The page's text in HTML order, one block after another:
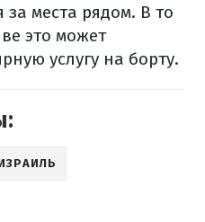
места рядом. В то
это может
услугу на борту.